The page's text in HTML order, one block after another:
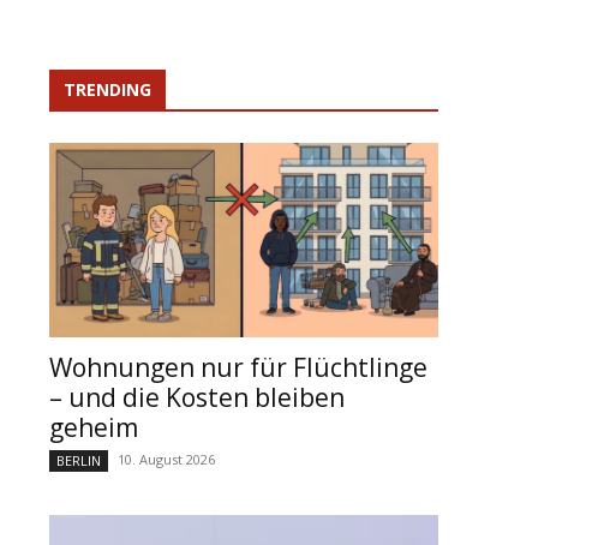
TRENDING
Wohnungen nur für Flüchtlinge
– und die Kosten bleiben
geheim
BERLIN 10. August 2026